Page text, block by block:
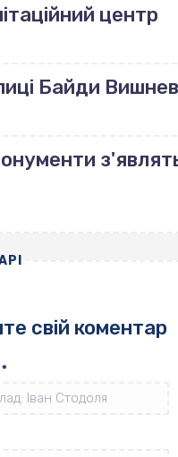
центр
Байди
свій коментар
*